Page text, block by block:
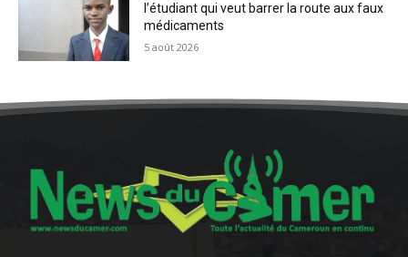
l’étudiant qui veut barrer la route aux faux
médicaments
5 août 2026